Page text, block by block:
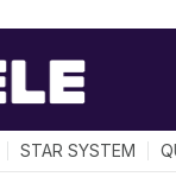
STAR SYSTEM